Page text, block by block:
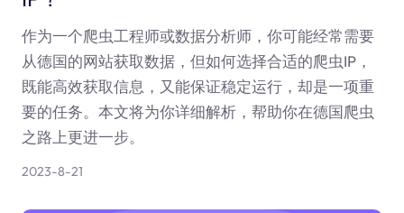
作为一个爬虫工程师或数据分析师，你可能经常需要
从德国的网站获取数据，但如何选择合适的爬虫IP，
既能高效获取信息，又能保证稳定运行，却是一项重
要的任务。本文将为你详细解析，帮助你在德国爬虫
之路上更进一步。
2023-8-21